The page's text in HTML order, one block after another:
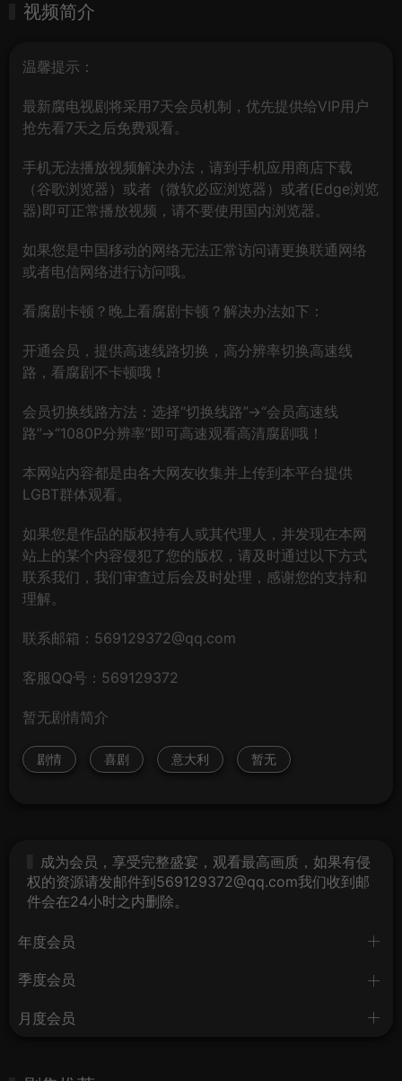
视频简介
温馨提示：
最新腐电视剧将采用7天会员机制，优先提供给VIP用户
抢先看7天之后免费观看。
手机无法播放视频解决办法，请到手机应用商店下载
（谷歌浏览器）或者（微软必应浏览器）或者(Edge浏览
器)即可正常播放视频，请不要使用国内浏览器。
如果您是中国移动的网络无法正常访问请更换联通网络
或者电信网络进行访问哦。
看腐剧卡顿？晚上看腐剧卡顿？解决办法如下：
开通会员，提供高速线路切换，高分辨率切换高速线
路，看腐剧不卡顿哦！
会员切换线路方法：选择“切换线路”→“会员高速线
路”→“1080P分辨率”即可高速观看高清腐剧哦！
本网站内容都是由各大网友收集并上传到本平台提供
LGBT群体观看。
如果您是作品的版权持有人或其代理人，并发现在本网
站上的某个内容侵犯了您的版权，请及时通过以下方式
联系我们，我们审查过后会及时处理，感谢您的支持和
理解。
联系邮箱：569129372@qq.com
客服QQ号：569129372
暂无剧情简介
剧情 喜剧 意大利 暂无
成为会员，享受完整盛宴，观看最高画质，如果有侵
权的资源请发邮件到569129372@qq.com我们收到邮
件会在24小时之内删除。
年度会员
季度会员
月度会员